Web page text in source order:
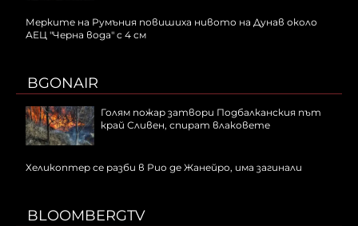
Мерките на Румъния повишиха нивото на Дунав около
АЕЦ "Черна вода" с 4 см
BGONAIR
Голям пожар затвори Подбалканския път
край Сливен, спират влаковете
Хеликоптер се разби в Рио де Жанейро, има загинали
BLOOMBERGTV